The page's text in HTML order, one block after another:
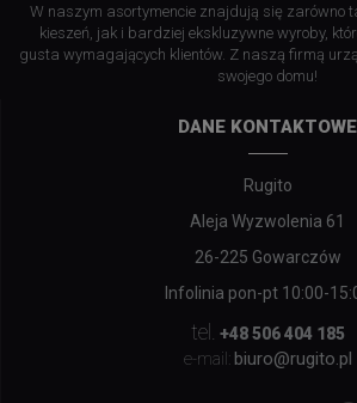
W naszym asortymencie znajdują się zarówno
kieszeń, jak i bardziej ekskluzywne wyroby,
gusta wymagających klientów. Z naszą firmą
swojego domu!
DANE KONTAKTOWE
Rugito
Aleja Wyzwolenia 61
26-225 Gowarczów
Infolinia pon-pt 10:00-
tel. +48 506 404 185
e-mail: biuro@rugito.pl